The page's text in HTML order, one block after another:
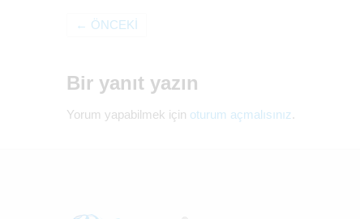
← ÖNCEKI
Bir yanıt yazın
Yorum yapabilmek için oturum açmalısınız.